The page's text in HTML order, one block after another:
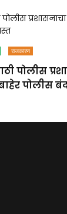
राजकारण
पोलीस
पोलीस